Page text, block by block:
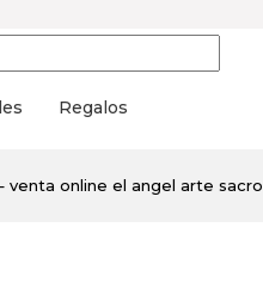
Regalos
venta online el angel arte sacro